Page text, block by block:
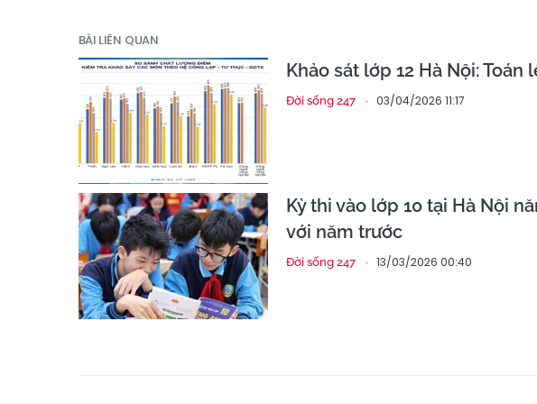
BÀI LIÊN QUAN
Khảo sát lớp 12 Hà Nội:
Đời sống 247 03/04/2026 11:17
Kỳ thi vào lớp 10 tại Hà Nội
với năm trước
Đời sống 247 13/03/2026 00:40